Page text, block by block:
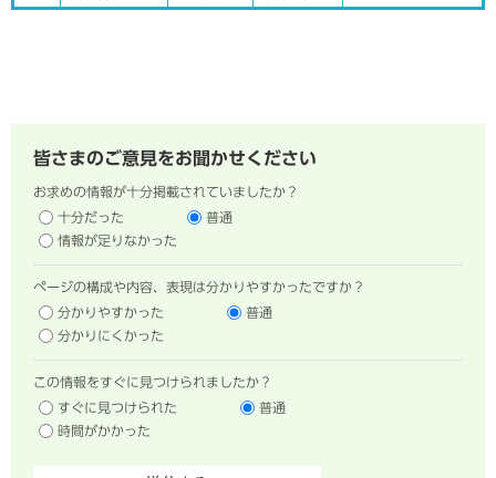
皆さまのご意見をお聞かせください
お求めの情報が十分掲載されていましたか？
十分だった
普通
情報が足りなかった
ページの構成や内容、表現は分かりやすかったですか？
分かりやすかった
普通
分かりにくかった
この情報をすぐに見つけられましたか？
すぐに見つけられた
普通
時間がかかった